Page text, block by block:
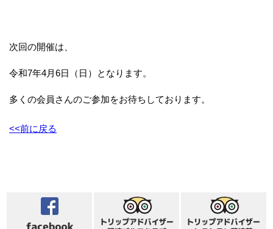
次回の開催は、
令和7年4月6日（日）となります。
多くの会員さんのご参加をお待ちしております。
<<前に戻る